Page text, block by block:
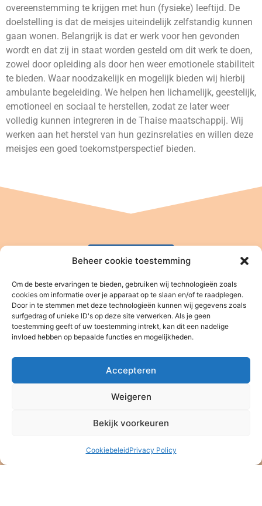
Beheer cookie toestemming
Om de beste ervaringen te bieden, gebruiken wij technologieën zoals
cookies om informatie over je apparaat op te slaan en/of te raadplegen.
Door in te stemmen met deze technologieën kunnen wij gegevens zoals
surfgedrag of unieke ID's op deze site verwerken. Als je geen
toestemming geeft of uw toestemming intrekt, kan dit een nadelige
invloed hebben op bepaalde functies en mogelijkheden.
Accepteren
Weigeren
Bekijk voorkeuren
CookiebeleidPrivacy Policy
overeenstemming te krijgen met hun (fysieke) leeftijd. De
doelstelling is dat de meisjes uiteindelijk zelfstandig kunnen
gaan wonen. Belangrijk is dat er werk voor hen gevonden
wordt en dat zij in staat worden gesteld om dit werk te doen,
zowel door opleiding als door hen weer emotionele stabiliteit
te bieden. Waar noodzakelijk en mogelijk bieden wij hierbij
ambulante begeleiding. We helpen hen lichamelijk, geestelijk,
emotioneel en sociaal te herstellen, zodat ze later weer
volledig kunnen integreren in de Thaise maatschappij. Wij
werken aan het herstel van hun gezinsrelaties en willen deze
meisjes een goed toekomstperspectief bieden.
Stichting Baan Phak Phing
NL47 ABNA 0514 4992 57
Stichting Baan Phak Phing
Veldkersmeen 61
T. +31 6 16 48 75 21